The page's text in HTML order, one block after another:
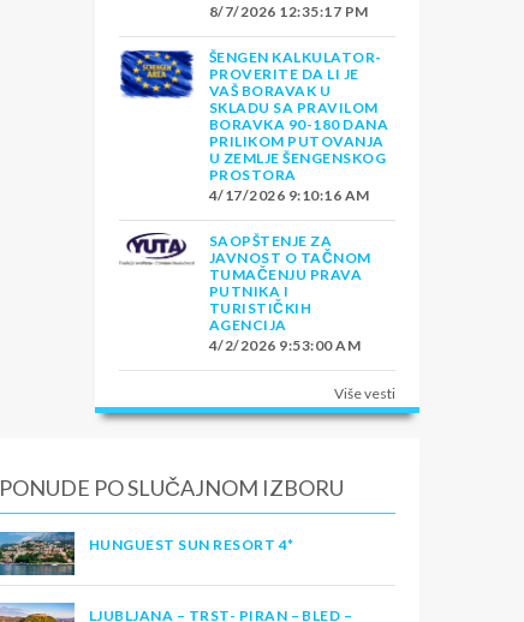
8/7/2026 12:35:17 PM
ŠENGEN KALKULATOR-
PROVERITE DA LI JE
VAŠ BORAVAK U
SKLADU SA PRAVILOM
BORAVKA 90-180 DANA
PRILIKOM PUTOVANJA
U ZEMLJE ŠENGENSKOG
PROSTORA
4/17/2026 9:10:16 AM
SAOPŠTENJE ZA
JAVNOST O TAČNOM
TUMAČENJU PRAVA
PUTNIKA I
TURISTIČKIH
AGENCIJA
4/2/2026 9:53:00 AM
Više vesti
PONUDE PO SLUČAJNOM IZBORU
HUNGUEST SUN RESORT 4*
LJUBLJANA – TRST- PIRAN – BLED –